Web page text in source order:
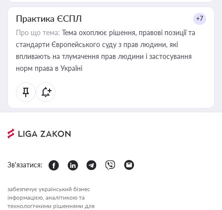
Практика ЄСПЛ +7
Про що тема: Тема охоплює рішення, правові позиції та
стандарти Європейського суду з прав людини, які
впливають на тлумачення прав людини і застосування
норм права в Україні
Зв'язатися:
забезпечує український бізнес
інформацією, аналітикою та
технологічними рішеннями для